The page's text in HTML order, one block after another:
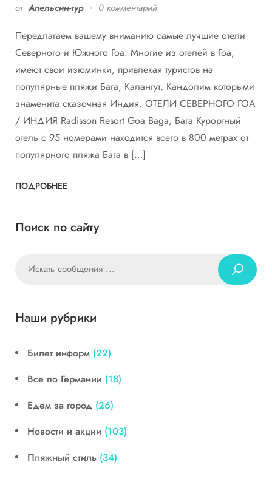
от Апельсин-тур 0 комментарий
Передлагаем вашему вниманию самые лучшие отели
Северного и Южного Гоа. Многие из отелей в Гоа,
имеют свои изюминки, привлекая туристов на
популярные пляжи Бага, Калангут, Кандолим которыми
знаменита сказочная Индия. ОТЕЛИ СЕВЕРНОГО ГОА
/ ИНДИЯ Radisson Resort Goa Baga, Бага Курортный
отель с 95 номерами находится всего в 800 метрах от
популярного пляжа Бага в […]
ПОДРОБНЕЕ
Поиск по сайту
Наши рубрики
Билет информ (22)
Все по Германии (18)
Едем за город (26)
Новости и акции (103)
Пляжный стиль (34)